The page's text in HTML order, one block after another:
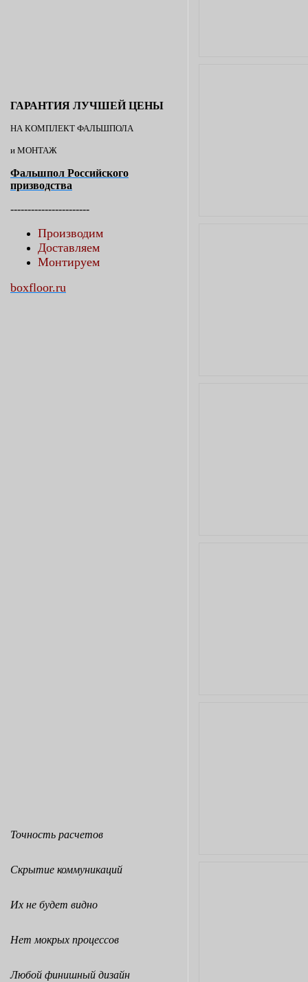
ГАРАНТИЯ ЛУЧШЕЙ ЦЕНЫ
НА КОМПЛЕКТ ФАЛЬШПОЛА
и МОНТАЖ
Фальшпол Российского
призводства
-----------------------
Производим
Доставляем
Монтируем
boxfloor.ru
Точность расчетов
Скрытие коммуникаций
Их не будет видно
Нет мокрых процессов
Любой финишный дизайн